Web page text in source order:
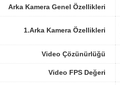
Arka Kamera Genel Özellikleri
1.Arka Kamera Özellikleri
Video Çözünürlüğü
Video FPS Değeri